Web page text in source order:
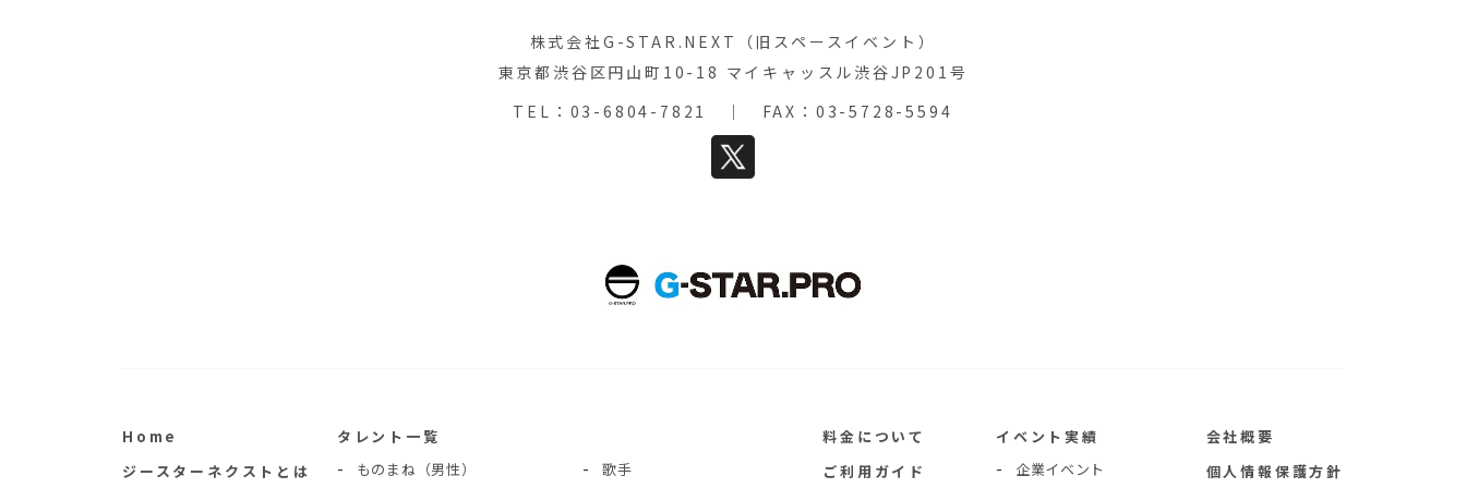
株式会社G-STAR.NEXT（旧スペースイベント）
東京都渋谷区円山町10-18 マイキャッスル渋谷JP201号
TEL： 03-6804-7821 ｜ FAX：03-5728-5594
Home
ジースターネクストとは
タレント一覧
ものまね（男性）
歌手
料金について
ご利用ガイド
イベント実績
企業イベント
会社概要
個人情報保護方針